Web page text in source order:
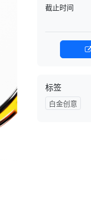
截止时间
标签
白金创意